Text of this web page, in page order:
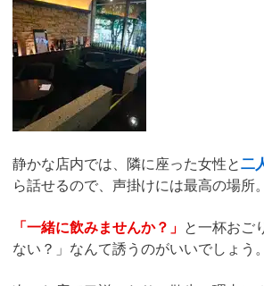
静かな店内では、隣に座った女性と二
ら話せるので、声掛けには最高の場所。
「一緒に飲みませんか？」 と一杯おご
ない？」なんて誘うのがいいでしょう。